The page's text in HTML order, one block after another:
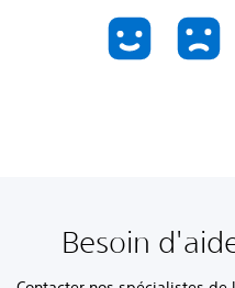
Besoin